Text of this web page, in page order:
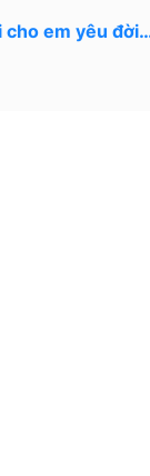
cho em yêu